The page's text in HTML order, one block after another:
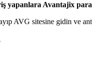
yapanlara Avantajix
AVG sitesine gidin ve